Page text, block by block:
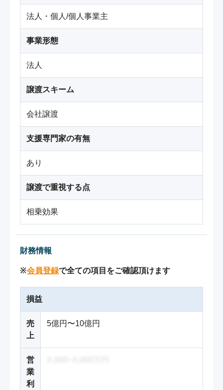
法人・個人/個人事業主
事業形態
法人
譲渡スキーム
会社譲渡
支援専門家の有無
あり
譲渡で重視する点
相乗効果
財務情報
※会員登録で全ての項目をご確認頂けます
損益
売
上
5億円〜10億円
営
業
利